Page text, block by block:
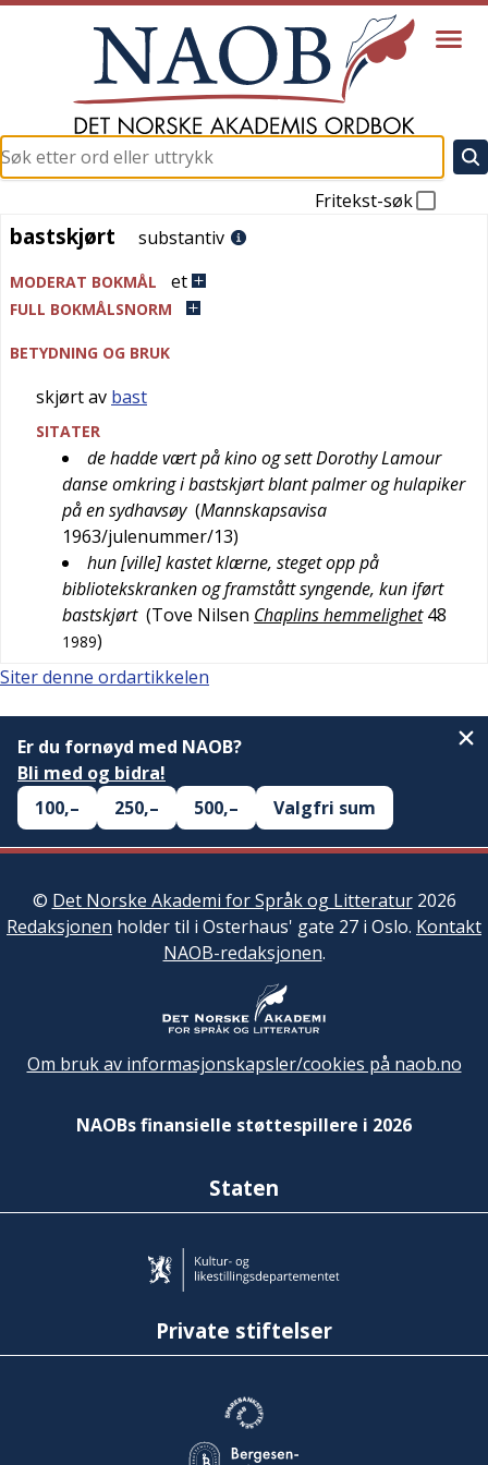
Fritekst-søk
bastskjørt
bastskjørt substantiv
MODERAT BOKMÅL et
FULL BOKMÅLSNORM
BETYDNING OG BRUK
skjørt av bast
SITATER
de hadde vært på kino og sett Dorothy Lamour
danse omkring i bastskjørt blant palmer og hulapiker
på en sydhavsøy (Mannskapsavisa
1963/julenummer/13)
hun [ville] kastet klærne, steget opp på
bibliotekskranken og framstått syngende, kun iført
bastskjørt (Tove Nilsen Chaplins hemmelighet 48
1989)
Siter denne ordartikkelen
Er du fornøyd med NAOB?
Bli med og bidra!
100,–
250,– 500,– Valgfri sum
© Det Norske Akademi for Språk og Litteratur2026
Redaksjonen holder til i Osterhaus' gate 27 i Oslo. Kontakt
NAOB-redaksjonen.
Om bruk av informasjonskapsler/cookies på naob.no
NAOBs finansielle støttespillere i 2026
Staten
Private stiftelser